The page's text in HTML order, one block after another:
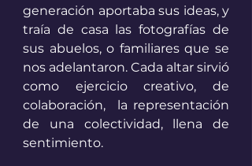
generación aportaba sus ideas, y
traía de casa las fotografías de
sus abuelos, o familiares que se
nos adelantaron. Cada altar sirvió
como ejercicio creativo, de
colaboración,  la representación
de una colectividad, llena de
sentimiento.